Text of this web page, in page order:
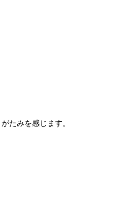
たみを感じます。